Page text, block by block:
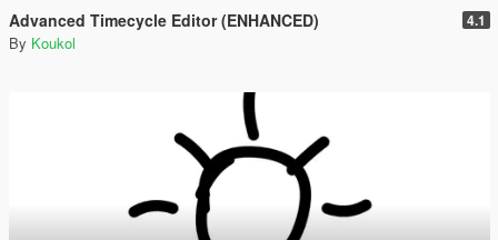
Advanced Timecycle Editor (ENHANCED) 4.1
By Koukol